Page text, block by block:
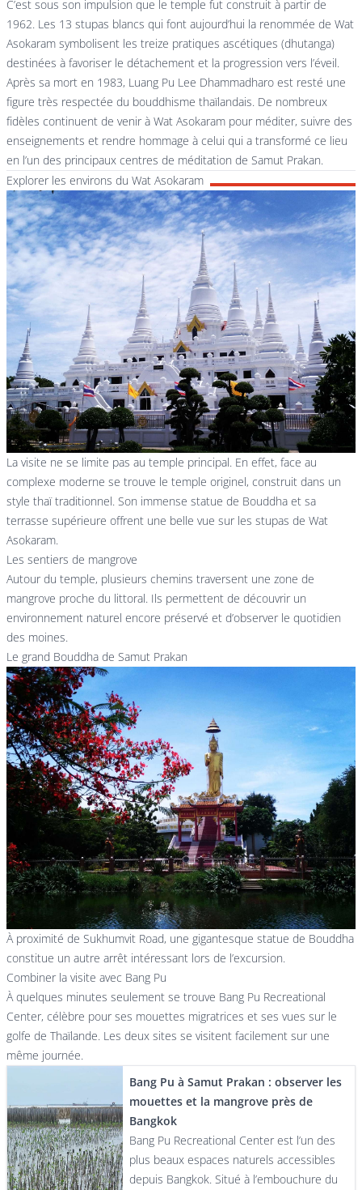
C’est sous son impulsion que le temple fut construit à partir de
1962. Les 13 stupas blancs qui font aujourd’hui la renommée de Wat
Asokaram symbolisent les treize pratiques ascétiques (dhutanga)
destinées à favoriser le détachement et la progression vers l’éveil.
Après sa mort en 1983, Luang Pu Lee Dhammadharo est resté une
figure très respectée du bouddhisme thaïlandais. De nombreux
fidèles continuent de venir à Wat Asokaram pour méditer, suivre des
enseignements et rendre hommage à celui qui a transformé ce lieu
en l’un des principaux centres de méditation de Samut Prakan.
Explorer les environs du Wat Asokaram
La visite ne se limite pas au temple principal. En effet, face au
complexe moderne se trouve le temple originel, construit dans un
style thaï traditionnel. Son immense statue de Bouddha et sa
terrasse supérieure offrent une belle vue sur les stupas de Wat
Asokaram.
Les sentiers de mangrove
Autour du temple, plusieurs chemins traversent une zone de
mangrove proche du littoral. Ils permettent de découvrir un
environnement naturel encore préservé et d’observer le quotidien
des moines.
Le grand Bouddha de Samut Prakan
À proximité de Sukhumvit Road, une gigantesque statue de Bouddha
constitue un autre arrêt intéressant lors de l’excursion.
Combiner la visite avec Bang Pu
À quelques minutes seulement se trouve Bang Pu Recreational
Center, célèbre pour ses mouettes migratrices et ses vues sur le
golfe de Thaïlande. Les deux sites se visitent facilement sur une
même journée.
Bang Pu à Samut Prakan : observer les
mouettes et la mangrove près de
Bangkok
Bang Pu Recreational Center est l’un des
plus beaux espaces naturels accessibles
depuis Bangkok. Situé à l’embouchure du